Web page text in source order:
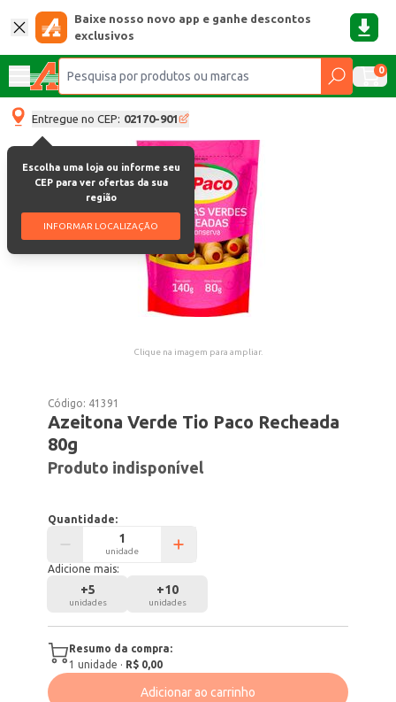
Baixe nosso novo app e ganhe descontos
exclusivos
0
Entregue no CEP: 02170-901
Escolha uma loja ou informe seu
CEP para ver ofertas da sua
região
INFORMAR LOCALIZAÇÃO
Clique na imagem para ampliar.
Código: 41391
Azeitona Verde Tio Paco Recheada
80g
Produto indisponível
Quantidade:
unidade
Adicione mais:
+5
unidades
+10
unidades
Resumo da compra:
1 unidade · R$ 0,00
Adicionar ao carrinho